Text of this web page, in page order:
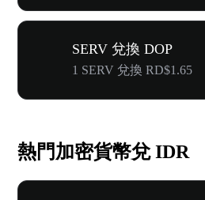
SERV 兌換 DOP
1 SERV 兌換 RD$1.65
熱門加密貨幣兌 IDR